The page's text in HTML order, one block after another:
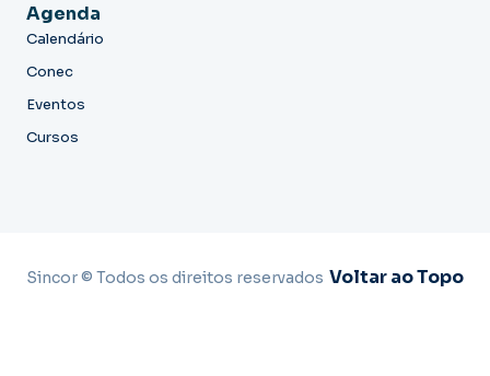
Agenda
Calendário
Conec
Eventos
Cursos
Sincor © Todos os direitos reservados Voltar ao Topo